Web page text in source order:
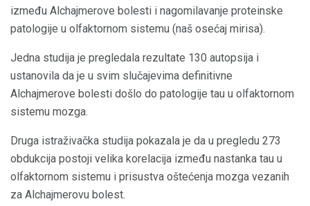
između Alchajmerove bolesti i nagomilavanje proteinske
patologije u olfaktornom sistemu (naš osećaj mirisa).
Jedna studija je pregledala rezultate 130 autopsija i
ustanovila da je u svim slučajevima definitivne
Alchajmerove bolesti došlo do patologije tau u olfaktornom
sistemu mozga.
Druga istraživačka studija pokazala je da u pregledu 273
obdukcija postoji velika korelacija između nastanka tau u
olfaktornom sistemu i prisustva oštećenja mozga vezanih
za Alchajmerovu bolest.